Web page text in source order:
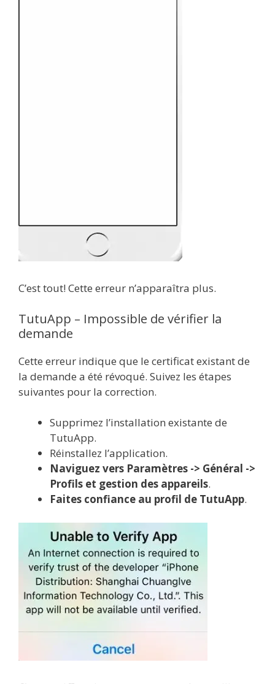
C’est tout! Cette erreur n’apparaîtra plus.
TutuApp – Impossible de vérifier la
demande
Cette erreur indique que le certificat existant de
la demande a été révoqué. Suivez les étapes
suivantes pour la correction.
Supprimez l’installation existante de
TutuApp.
Réinstallez l’application.
Naviguez vers Paramètres -> Général ->
Profils et gestion des appareils.
Faites confiance au profil de TutuApp.